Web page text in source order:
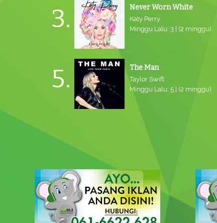
3. Never Worn White
Katy Perry
Minggu Lalu: 3 | (2 minggu)
5. The Man
Taylor Swift
Minggu Lalu: 5 | (2 minggu)